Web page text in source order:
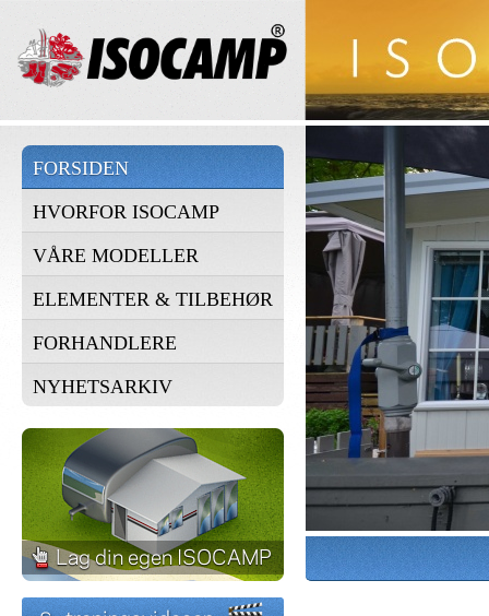
FORSIDEN
HVORFOR ISOCAMP
VÅRE MODELLER
ELEMENTER & TILBEHØR
FORHANDLERE
NYHETSARKIV